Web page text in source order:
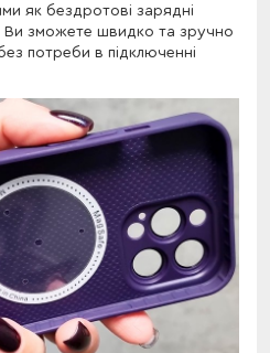
як бездротові зарядні
Ви зможете швидко та зручно
потреби в підключенні